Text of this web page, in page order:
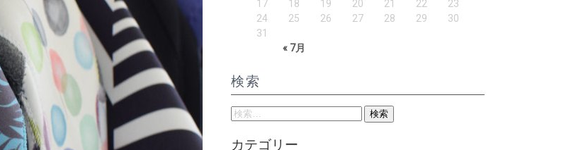
« 7月
17 18 19 20 21 22
23
24
25 26 27 28 29
30
31
検索
検
索:
カテゴリー